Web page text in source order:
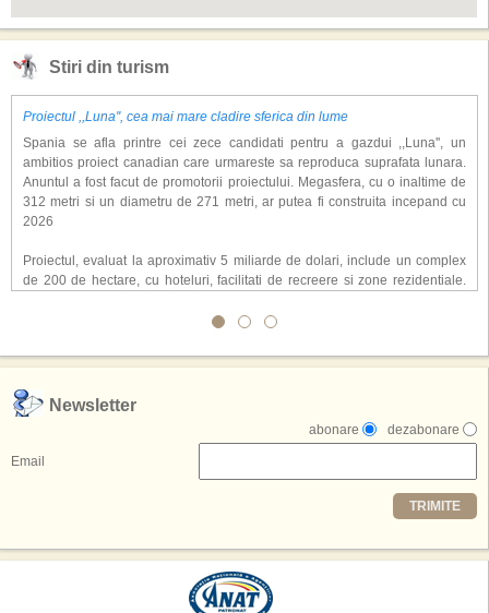
Stiri din turism
Proiectul ,,Luna'', cea mai mare cladire sferica din lume
Spania se afla printre cei zece candidati pentru a gazdui ,,Luna'', un
ambitios proiect canadian care urmareste sa reproduca suprafata lunara.
Anuntul a fost facut de promotorii proiectului. Megasfera, cu o inaltime de
312 metri si un diametru de 271 metri, ar putea fi construita incepand cu
2026
Proiectul, evaluat la aproximativ 5 miliarde de dolari, include un complex
de 200 de hectare, cu hoteluri, facilitati de recreere si zone rezidentiale.
atragerea a pana la 10 milioane de turisti anual. �Luna� ar putea deveni
exclusiv simularea suprafetei lunare.
,,Credem ca exista sanse mari sa anuntam nu doar o locatie, ci poate mai
multe'', a declarat Michael R. Henderson, cofondator al Moon World
Resorts, citat de Gulf News. Potrivit acestuia, 2026 ar putea deveni un an
decisiv pentru reali zarea proiectului.
Printre celelalte tari care concureaza pentru a gazdui aceasta constructie
se numara Australia, Brazilia, China, Egipt, India, Polonia, Thailanda,
avea cele mai mari sanse de a castiga licitatia. Totusi, Spania, care se
preconizeaza ca va deveni a doua cea mai vizitata tara din lume in 2025,
isi bazeaza oferta pe infrastructura turistica solida si capacitatea hoteliera."
Newsletter
dezabonare
abonare
Email
TRIMITE